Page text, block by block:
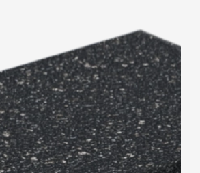
Фото объектов
Вопрос-ответ/Faq
Статьи
Сервисы
Конструктор